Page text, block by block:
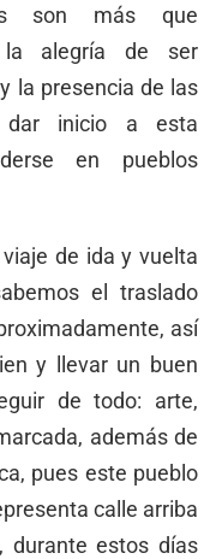
son más que
la alegría de ser
la presencia de las
dar inicio a esta
en pueblos
de ida y vuelta
el traslado
así
y llevar un buen
de todo: arte,
además de
pues este pueblo
calle arriba
durante estos días